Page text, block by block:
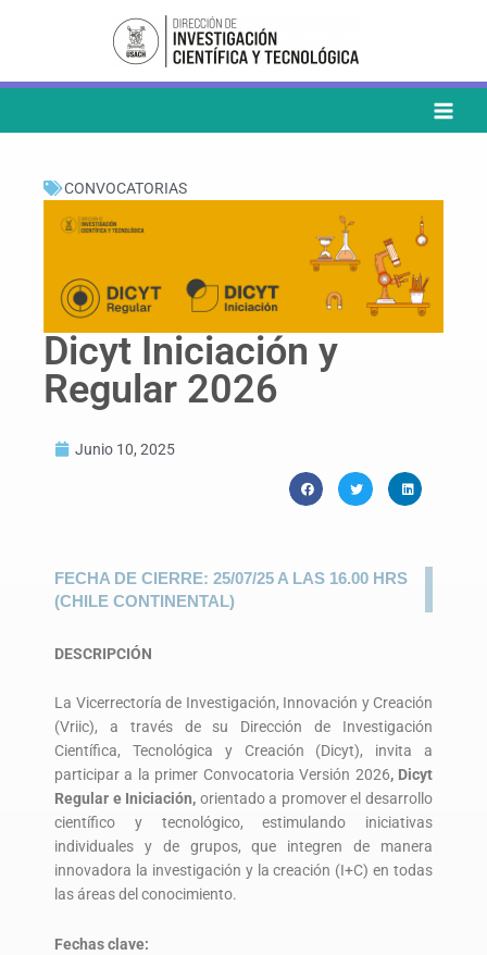
CONVOCATORIAS
Dicyt Iniciación y
Regular 2026
Junio 10, 2025
FECHA DE CIERRE: 25/07/25 A LAS 16.00 HRS
(CHILE CONTINENTAL)
DESCRIPCIÓN
La Vicerrectoría de Investigación, Innovación y Creación
(Vriic), a través de su Dirección de Investigación
Científica, Tecnológica y Creación (Dicyt), invita a
participar a la primer Convocatoria Versión 2026, Dicyt
Regular e Iniciación, orientado a promover el desarrollo
científico y tecnológico, estimulando iniciativas
individuales y de grupos, que integren de manera
innovadora la investigación y la creación (I+C) en todas
las áreas del conocimiento.
Fechas clave: